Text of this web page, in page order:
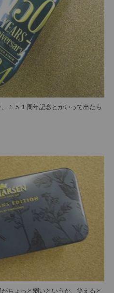
１５１周年記念とかいって出たら
ちょっと弱いというか、笑えると